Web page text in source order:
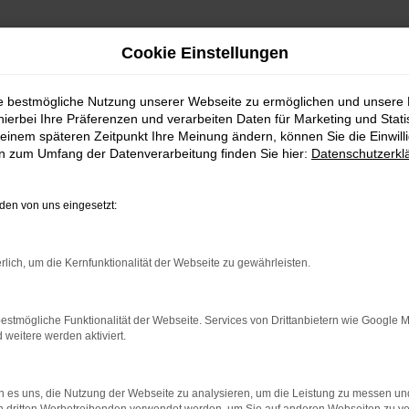
wir Ihnen gerne kostenlos ein Angebot für Ihren
Zahlung geben.
ist und sich vorbehaltlich einer persönlichen
das Formular ausfüllen.
Cookie Einstellungen
bestmögliche Nutzung unserer Webseite zu ermöglichen und unsere
Ihre Präferenzen und verarbeiten Daten für Marketing und
späteren Zeitpunkt Ihre Meinung ändern, können Sie die
zum Umfang der Datenverarbeitung finden Sie hier:
von uns eingesetzt:
um die Kernfunktionalität der Webseite zu gewährleisten.
Funktionalität der Webseite. Services von Drittanbietern wie Google
weitere werden aktiviert.
es uns, die Nutzung der Webseite zu analysieren, um die Leistung zu messen